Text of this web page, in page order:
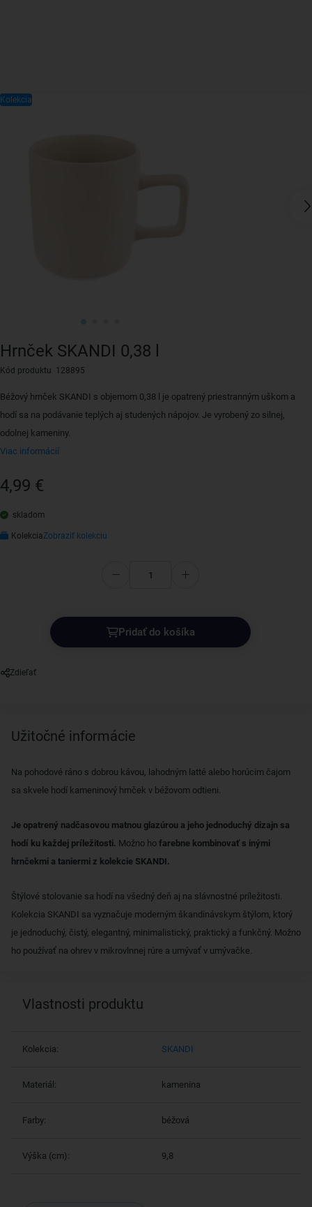
Hrnček SKANDI 0,38 l
Kód produktu 128895
Béžový hrnček SKANDI s objemom 0,38 l je opatrený priestranným uškom a
hodí sa na podávanie teplých aj studených nápojov. Je vyrobený zo silnej,
odolnej kameniny.
Viac informácií
4,99 €
skladom
KolekciaZobraziť kolekciu
Pridať do košíka
Zdieľať
Kolekcia
Užitočné informácie
Na pohodové ráno s dobrou kávou, lahodným latté alebo horúcim čajom
sa skvele hodí kameninový hrnček v béžovom odtieni.
Je opatrený nadčasovou matnou glazúrou a jeho jednoduchý dizajn sa
hodí ku každej príležitosti. Možno ho farebne kombinovať s inými
hrnčekmi a taniermi z kolekcie SKANDI.
Štýlové stolovanie sa hodí na všedný deň aj na slávnostné príležitosti.
Kolekcia SKANDI sa vyznačuje moderným škandinávskym štýlom, ktorý
je jednoduchý, čistý, elegantný, minimalistický, praktický a funkčný. Možno
ho používať na ohrev v mikrovlnnej rúre a umývať v umývačke.
Vlastnosti produktu
Kolekcia: SKANDI
Materiál: kamenina
Farby: béžová
Výška (cm): 9,8